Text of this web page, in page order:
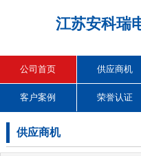
江苏安科瑞
公司首页 供应商机
客户案例 荣誉认证
供应商机